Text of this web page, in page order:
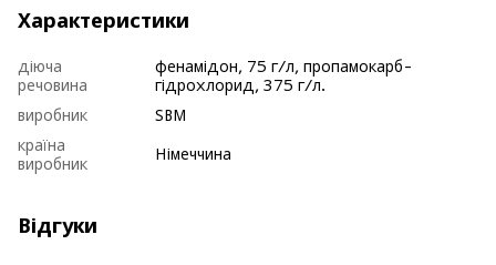
Характеристики
діюча
речовина
фенамідон, 75 г/л, пропамокарб-
гідрохлорид, 375 г/л.
виробник
SBM
країна
виробник
Німеччина
Відгуки